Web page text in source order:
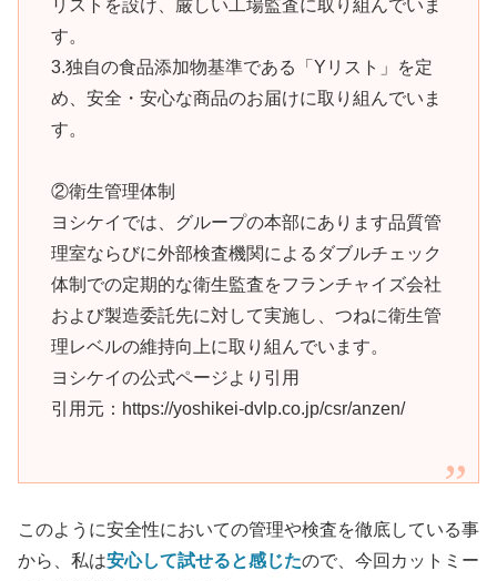
リストを設け、厳しい工場監査に取り組んでいま
す。
3.独自の食品添加物基準である「Yリスト」を定
め、安全・安心な商品のお届けに取り組んでいま
す。
②衛生管理体制
ヨシケイでは、グループの本部にあります品質管
理室ならびに外部検査機関によるダブルチェック
体制での定期的な衛生監査をフランチャイズ会社
および製造委託先に対して実施し、つねに衛生管
理レベルの維持向上に取り組んでいます。
ヨシケイの公式ページより引用
引用元：https://yoshikei-dvlp.co.jp/csr/anzen/
このように安全性においての管理や検査を徹底している事
から、私は安心して試せると感じたので、今回カットミー